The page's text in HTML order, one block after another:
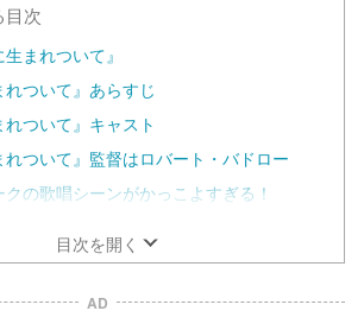
目次
まれついて』
れついて』あらすじ
れついて』キャスト
れついて』監督はロバート・バドロー
の歌唱シーンがかっこよすぎる！
目次を開く
AD